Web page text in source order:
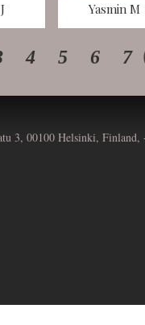
Yasmin M
4 5 6 7
3, 00100 Helsinki,